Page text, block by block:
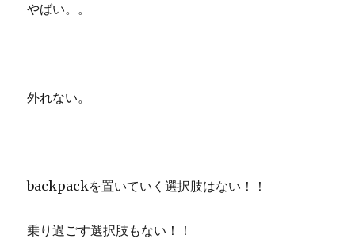
やばい。。
外れない。
backpackを置いていく選択肢はない！！
乗り過ごす選択肢もない！！